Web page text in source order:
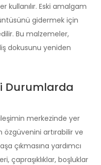
kullanılır. Eski amalgam
gidermek için
Bu malzemeler,
dokusunu yeniden
Durumlarda
merkezinde yer
özgüvenini artırabilir ve
çıkmasına yardımcı
çapraşıklıklar, boşluklar